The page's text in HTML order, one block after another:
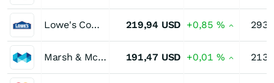
Lowe's Companies 219,94 USD +0,85 %
Marsh & McLennan Cos 191,47 USD +0,01 %